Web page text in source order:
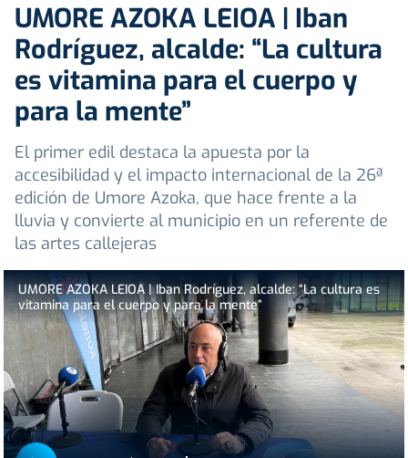
UMORE AZOKA LEIOA | Iban
Rodríguez, alcalde: “La cultura
es vitamina para el cuerpo y
para la mente”
El primer edil destaca la apuesta por la
accesibilidad y el impacto internacional de la 26ª
edición de Umore Azoka, que hace frente a la
lluvia y convierte al municipio en un referente de
las artes callejeras
UMORE AZOKA LEIOA | Iban Rodríguez, alcalde: “La cultura es
vitamina para el cuerpo y para la mente”